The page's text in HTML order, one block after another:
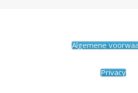
Algemene
Privacy